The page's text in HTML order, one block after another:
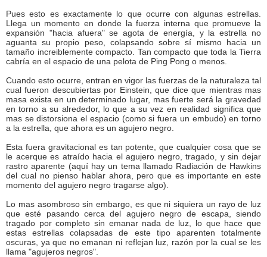
Pues esto es exactamente lo que ocurre con algunas estrellas.
Llega un momento en donde la fuerza interna que promueve la
expansión "hacia afuera" se agota de energía, y la estrella no
aguanta su propio peso, colapsando sobre sí mismo hacia un
tamaño increiblemente compacto. Tan compacto que toda la Tierra
cabría en el espacio de una pelota de Ping Pong o menos.
Cuando esto ocurre, entran en vigor las fuerzas de la naturaleza tal
cual fueron descubiertas por Einstein, que dice que mientras mas
masa exista en un determinado lugar, mas fuerte será la gravedad
en torno a su alrededor, lo que a su vez en realidad significa que
mas se distorsiona el espacio (como si fuera un embudo) en torno
a la estrella, que ahora es un agujero negro.
Esta fuera gravitacional es tan potente, que cualquier cosa que se
le acerque es atraído hacia el agujero negro, tragado, y sin dejar
rastro aparente (aquí hay un tema llamado Radiación de Hawkins
del cual no pienso hablar ahora, pero que es importante en este
momento del agujero negro tragarse algo).
Lo mas asombroso sin embargo, es que ni siquiera un rayo de luz
que esté pasando cerca del agujero negro de escapa, siendo
tragado por completo sin emanar nada de luz, lo que hace que
estas estrellas colapsadas de este tipo aparenten totalmente
oscuras, ya que no emanan ni reflejan luz, razón por la cual se les
llama "agujeros negros".